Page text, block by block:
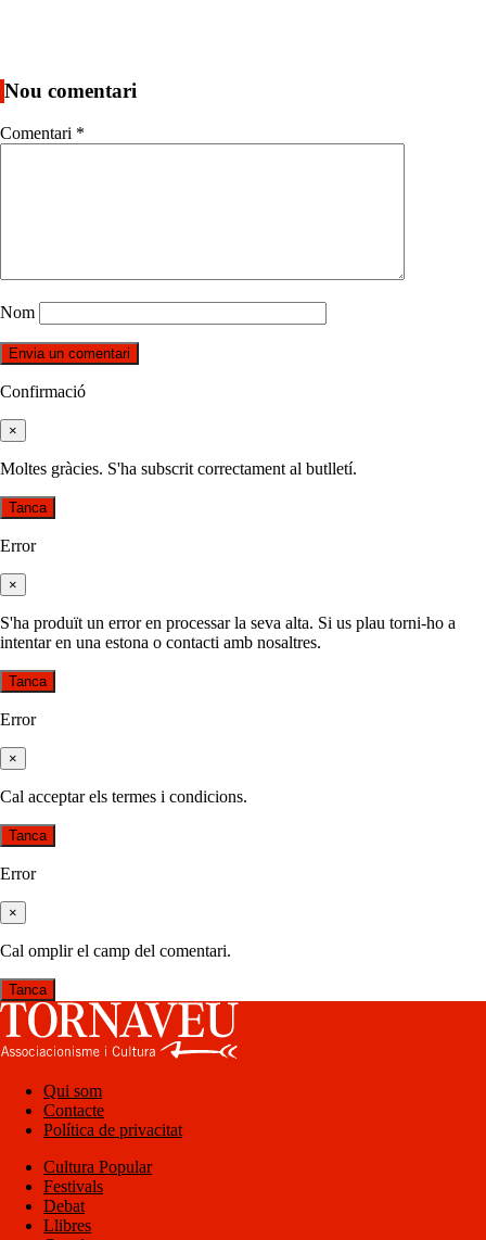
Nou comentari
Comentari *
Nom
Confirmació
×
Moltes gràcies. S'ha subscrit correctament al butlletí.
Tanca
Error
×
S'ha produït un error en processar la seva alta. Si us plau torni-ho a
intentar en una estona o contacti amb nosaltres.
Tanca
Error
×
Cal acceptar els termes i condicions.
Tanca
Error
×
Cal omplir el camp del comentari.
Tanca
Qui som
Contacte
Política de privacitat
Cultura Popular
Festivals
Debat
Llibres